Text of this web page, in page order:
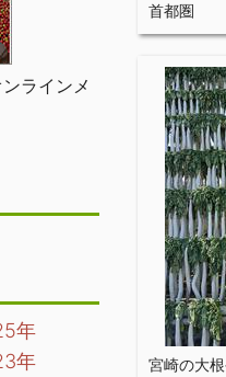
首都圏
宮崎の大
ラインメ
年
年